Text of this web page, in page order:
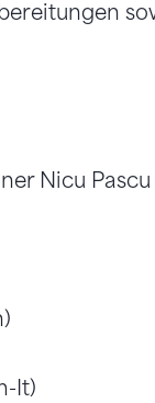
Nicu Pascu
It)